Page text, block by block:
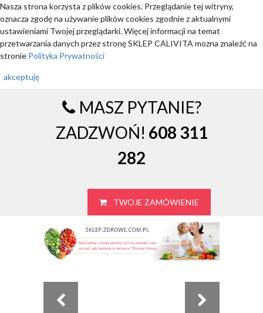
Nasza strona korzysta z plików cookies. Przeglądanie tej witryny,
oznacza zgodę na używanie plików cookies zgodnie z aktualnymi
ustawieniami Twojej przeglądarki. Więcej informacji na temat
przetwarzania danych przez stronę SKLEP CALIVITA mozna znaleźć na
stronie Polityka Prywatności
akceptuję
MASZ PYTANIE?
ZADZWOŃ! 608 311
282
TWOJE ZAMÓWIENIE